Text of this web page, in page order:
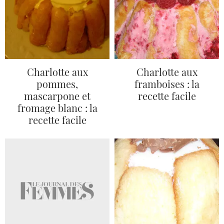
Charlotte aux
pommes,
mascarpone et
fromage blanc : la
recette facile
Charlotte aux
framboises : la
recette facile